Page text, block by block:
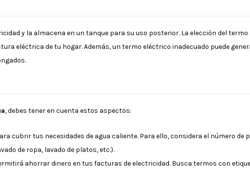
y la almacena en un tanque para su uso posterior. La elección del termo
eléctrica de tu hogar. Además, un termo eléctrico inadecuado puede
, debes tener en cuenta estos aspectos:
cubrir tus necesidades de agua caliente. Para ello, considera el número de
de ropa, lavado de platos, etc.).
ahorrar dinero en tus facturas de electricidad. Busca termos con